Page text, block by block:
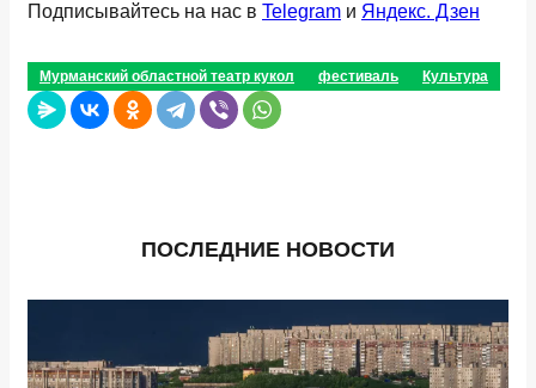
Подписывайтесь на нас в Telegram и Яндекс. Дзен
Мурманский областной театр кукол фестиваль Культура
ПОСЛЕДНИЕ НОВОСТИ